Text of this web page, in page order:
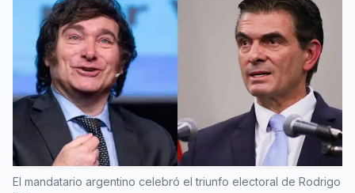
El mandatario argentino celebró el triunfo electoral de Rodrigo